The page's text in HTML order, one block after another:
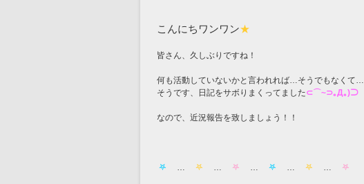
こんにちワンワン★
皆さん、久しぶりですね！
何も活動していないかと言われれば…そうでもなくて…
そうです、日記をサボりまくってました⊂⌒~⊃｡Д｡)⊃
なので、近況報告を致しましょう！！
𖤐 … 𖤐 … 𖤐 … 𖤐 … 𖤐 … 𖤐